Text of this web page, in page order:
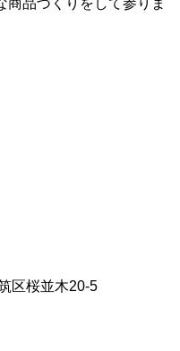
商品づくりをして参りま
区桜並木20-5